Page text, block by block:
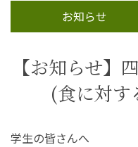
図書館
就職・資格
図書館
受験生サイト
在学生の皆さんへ
お知らせ
【お知らせ】
(食に対す
学生の皆さんへ